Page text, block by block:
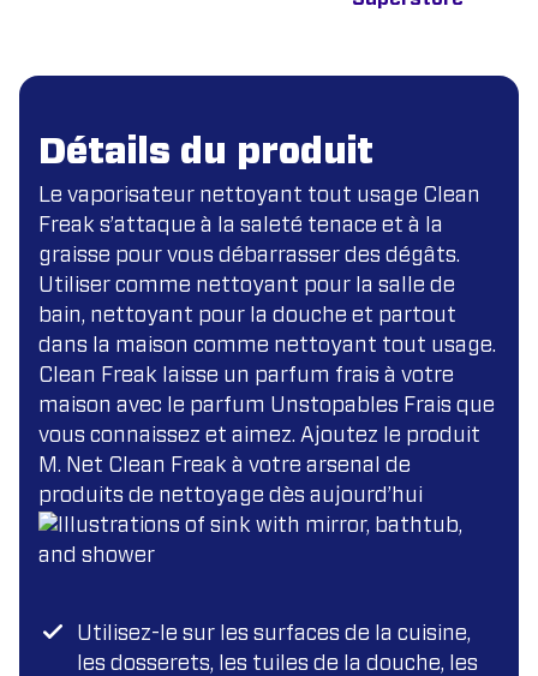
Détails du produit
Le vaporisateur nettoyant tout usage Clean
Freak s’attaque à la saleté tenace et à la
graisse pour vous débarrasser des dégâts.
Utiliser comme nettoyant pour la salle de
bain, nettoyant pour la douche et partout
dans la maison comme nettoyant tout usage.
Clean Freak laisse un parfum frais à votre
maison avec le parfum Unstopables Frais que
vous connaissez et aimez. Ajoutez le produit
M. Net Clean Freak à votre arsenal de
produits de nettoyage dès aujourd’hui
Utilisez-le sur les surfaces de la cuisine,
les dosserets, les tuiles de la douche, les